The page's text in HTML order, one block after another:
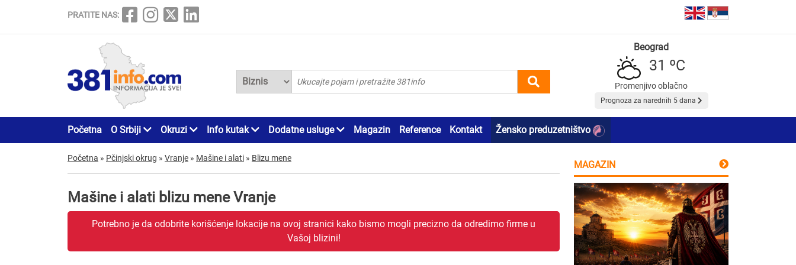
PRATITE NAS:
Beograd
31 ºC
Promenjivo oblačno
Prognoza za narednih 5 dana
Početna O Srbiji Okruzi Info kutak Dodatne usluge Magazin Reference Kontakt Žensko preduzetništvo
Početna » Pčinjski okrug » Vranje » Mašine i alati » Blizu mene
Mašine i alati blizu mene Vranje
Potrebno je da odobrite korišćenje lokacije na ovoj stranici kako bismo mogli precizno da odredimo firme u
Vašoj blizini!
MAGAZIN